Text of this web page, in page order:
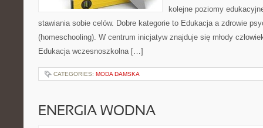
kolejne poziomy
stawiania sobie celów. Dobre kategorie to Edukacja a zdrowie
(homeschooling). W centrum inicjatyw znajduje się młody
Edukacja wczesnoszkolna […]
CATEGORIES: MODA DAMSKA
ENERGIA WODNA